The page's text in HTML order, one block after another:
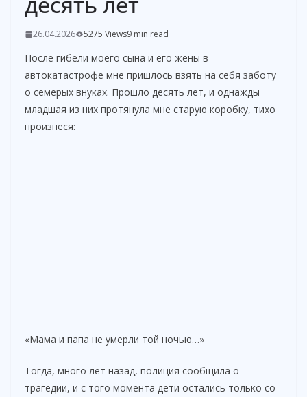
26.04.2026 5275 Views9 min read
После гибели моего сына и его жены в
автокатастрофе мне пришлось взять на себя заботу
о семерых внуках. Прошло десять лет, и однажды
младшая из них протянула мне старую коробку, тихо
произнеся:
«Мама и папа не умерли той ночью…»
Тогда, много лет назад, полиция сообщила о
трагедии, и с того момента дети остались только со